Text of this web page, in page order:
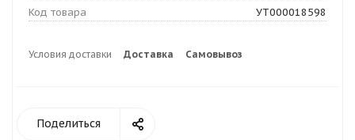
Код товара
УТ000018598
Условия доставки Доставка Самовывоз
Поделиться